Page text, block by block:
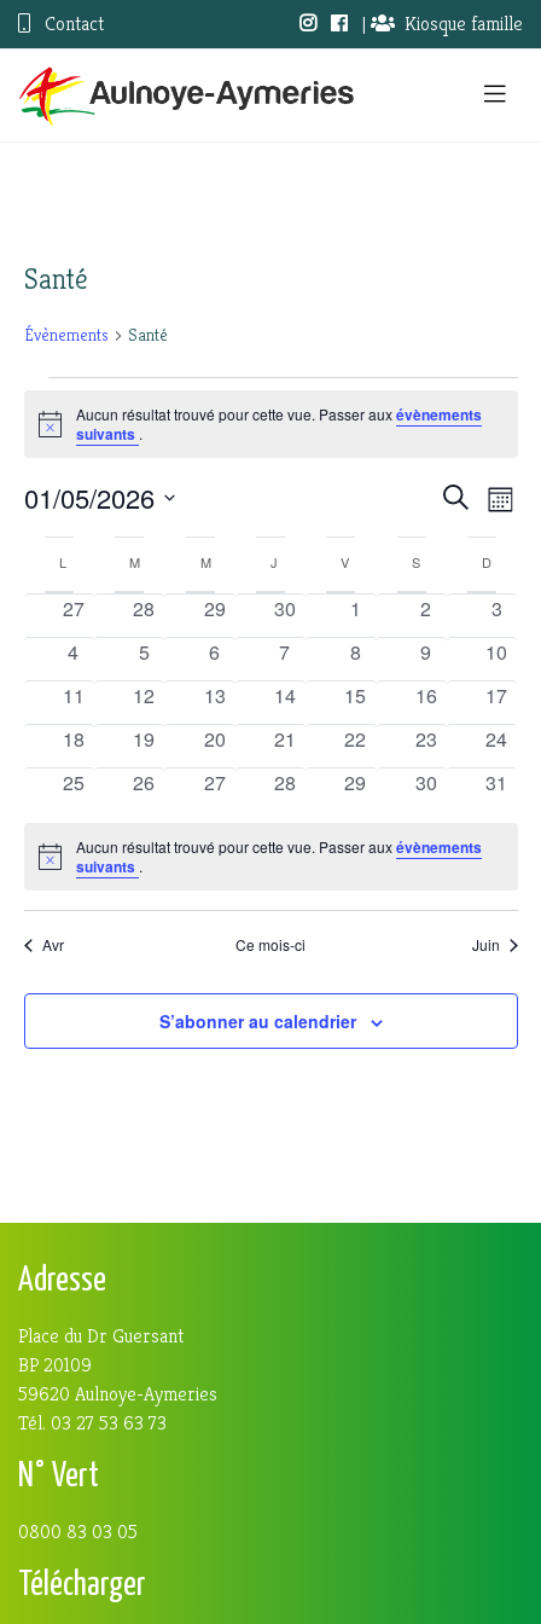
Contact | Kiosque famille
Santé
Évènements Santé
Évènements
Notice
Aucun résultat trouvé pour cette vue. Passer auxévènements
suivants .
de
vues
Recherche
Mois
01/05/2026
date.
Calendrier
de
Évènements
L M MMERCREDI
J V VENDREDISSAMEDI D
0
évènements
27
0
évènements
28
0
évènements
29
0
évènements
30
0
évènements
1
0
évènements
2
0
3
0
évènements
4
0
évènements
5
0
évènements
6
0
évènements
7
0
évènements
8
0
évènements
9
0
10
0
évènements
11
0
évènements
12
0
évènements
13
0
évènements
14
0
évènements
15
0
évènements
16
0
17
0
évènements
18
0
évènements
19
0
évènements
20
0
évènements
21
0
évènements
22
0
évènements
23
0
24
0
25
0
26
0
27
0
28
0
29
0
30
0
31
Notice
Aucun résultat trouvé pour cette vue. Passer auxévènements
suivants .
Avr Ce mois-ci Juin
S’abonner au calendrier
Adresse
Place du Dr Guersant
BP 20109
59620 Aulnoye-Aymeries
Tél. 03 27 53 63 73
N° Vert
0800 83 03 05
Télécharger